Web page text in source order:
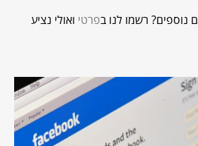
נוספים? רשמו לנו בפרטי ואולי נציע